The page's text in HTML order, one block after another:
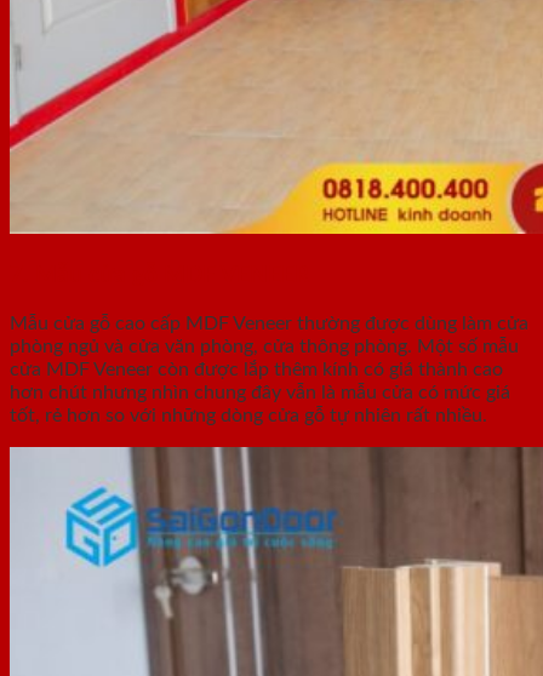
Mẫu cửa gỗ cao cấp MDF Veneer thường được dùng làm cửa
phòng ngủ và cửa văn phòng, cửa thông phòng. Một số mẫu
cửa MDF Veneer còn được lắp thêm kính có giá thành cao
hơn chút nhưng nhìn chung đây vẫn là mẫu cửa có mức giá
tốt, rẻ hơn so với những dòng cửa gỗ tự nhiên rất nhiều.